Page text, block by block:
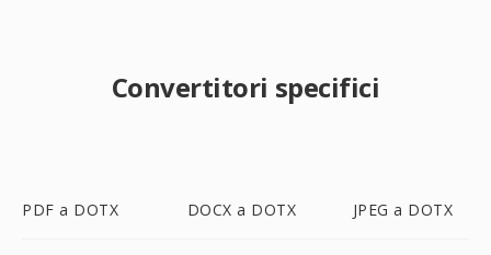
Convertitori specifici
PDF a DOTX DOCX a DOTX JPEG a DOTX